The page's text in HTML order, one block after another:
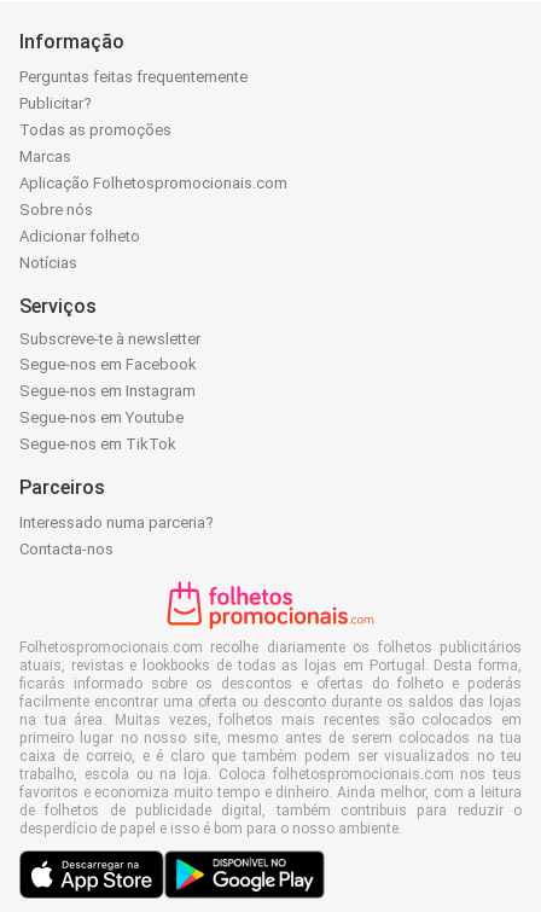
Informação
Perguntas feitas frequentemente
Publicitar?
Todas as promoções
Marcas
Aplicação Folhetospromocionais.com
Sobre nós
Adicionar folheto
Notícias
Serviços
Subscreve-te à newsletter
Segue-nos em Facebook
Segue-nos em Instagram
Segue-nos em Youtube
Segue-nos em TikTok
Parceiros
Interessado numa parceria?
Contacta-nos
Folhetospromocionais.com recolhe diariamente os folhetos publicitários
atuais, revistas e lookbooks de todas as lojas em Portugal. Desta forma,
ficarás informado sobre os descontos e ofertas do folheto e poderás
facilmente encontrar uma oferta ou desconto durante os saldos das lojas
na tua área. Muitas vezes, folhetos mais recentes são colocados em
primeiro lugar no nosso site, mesmo antes de serem colocados na tua
caixa de correio, e é claro que também podem ser visualizados no teu
trabalho, escola ou na loja. Coloca folhetospromocionais.com nos teus
favoritos e economiza muito tempo e dinheiro. Ainda melhor, com a leitura
de folhetos de publicidade digital, também contribuis para reduzir o
desperdício de papel e isso é bom para o nosso ambiente.